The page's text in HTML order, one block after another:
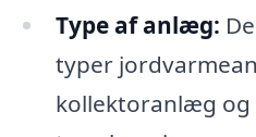
Type af anlæg:
typer
kollektoranlæg